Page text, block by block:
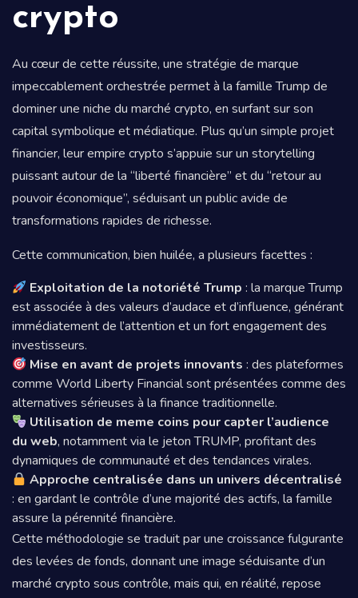
crypto
Au cœur de cette réussite, une stratégie de marque
impeccablement orchestrée permet à la famille Trump de
dominer une niche du marché crypto, en surfant sur son
capital symbolique et médiatique. Plus qu’un simple projet
financier, leur empire crypto s’appuie sur un storytelling
puissant autour de la “liberté financière” et du “retour au
pouvoir économique”, séduisant un public avide de
transformations rapides de richesse.
Cette communication, bien huilée, a plusieurs facettes :
Exploitation de la notoriété Trump : la marque Trump
est associée à des valeurs d’audace et d’influence, générant
immédiatement de l’attention et un fort engagement des
investisseurs.
Mise en avant de projets innovants : des plateformes
comme World Liberty Financial sont présentées comme des
alternatives sérieuses à la finance traditionnelle.
Utilisation de meme coins pour capter l’audience
du web, notamment via le jeton TRUMP, profitant des
dynamiques de communauté et des tendances virales.
Approche centralisée dans un univers décentralisé
: en gardant le contrôle d’une majorité des actifs, la famille
assure la pérennité financière.
Cette méthodologie se traduit par une croissance fulgurante
des levées de fonds, donnant une image séduisante d’un
marché crypto sous contrôle, mais qui, en réalité, repose